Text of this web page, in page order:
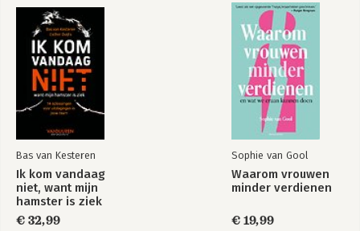
28. What goes around
Bas van Kesteren
Ik kom vandaag
niet, want mijn
hamster is ziek
€ 32,99
Sophie van Gool
Waarom vrouwen
minder verdienen
€ 19,99